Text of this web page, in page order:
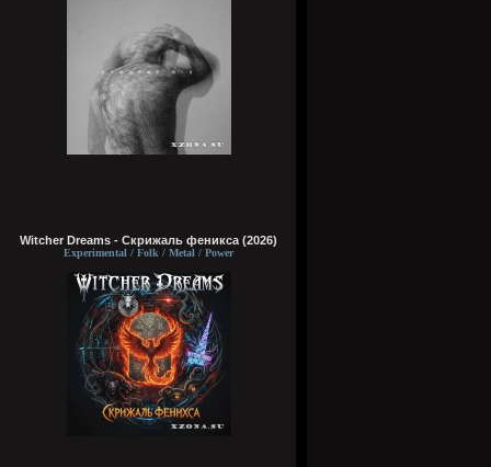
Witcher Dreams - Скрижаль феникса (2026)
Experimental / Folk / Metal / Power